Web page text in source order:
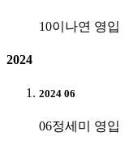
10이나연 영입
2024
2024 06
06정세미 영입